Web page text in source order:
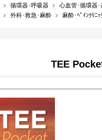
循環器･呼吸器
心血管･循環器
外科･救急･麻酔 麻酔･ﾍﾟｲﾝｸﾘﾆｯ
TEE